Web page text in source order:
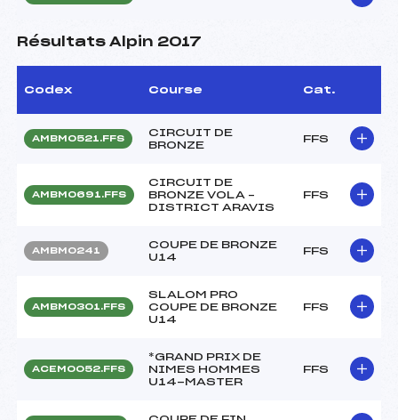
Résultats Alpin 2017
Codex Course Cat.
AMBM0521.FFS
CIRCUIT DE
BRONZE
FFS
AMBM0691.FFS
CIRCUIT DE
BRONZE VOLA –
DISTRICT ARAVIS
FFS
AMBM0241
COUPE DE BRONZE
U14
FFS
AMBM0301.FFS
SLALOM PRO
COUPE DE BRONZE
U14
FFS
ACEM0052.FFS
*GRAND PRIX DE
NIMES HOMMES
U14-MASTER
FFS